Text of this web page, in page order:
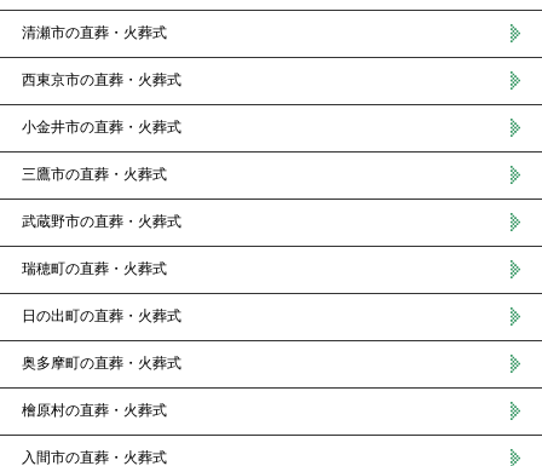
清瀬市の直葬・火葬式
西東京市の直葬・火葬式
小金井市の直葬・火葬式
三鷹市の直葬・火葬式
武蔵野市の直葬・火葬式
瑞穂町の直葬・火葬式
日の出町の直葬・火葬式
奥多摩町の直葬・火葬式
檜原村の直葬・火葬式
入間市の直葬・火葬式